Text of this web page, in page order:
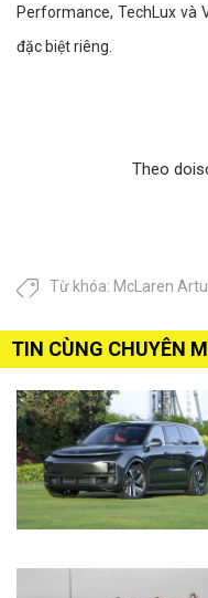
Performance, TechLux và
đặc biệt riêng.
Theo
Từ khóa: McLaren
TIN CÙNG CHUYÊN